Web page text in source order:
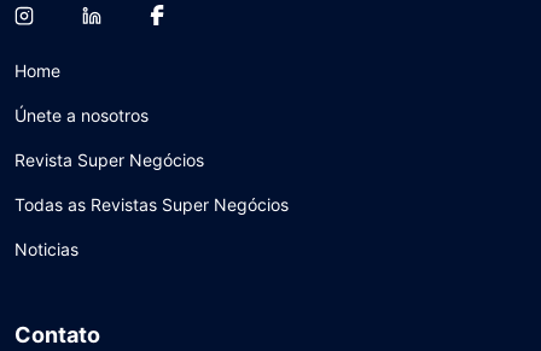
Home
Únete a nosotros
Revista Super Negócios
Todas as Revistas Super Negócios
Noticias
Contato